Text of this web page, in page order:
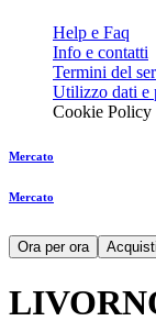
Help e Faq
Info e contatti
Termini del
Utilizzo dati e
Cookie Policy
Mercato
Mercato
Ora per ora